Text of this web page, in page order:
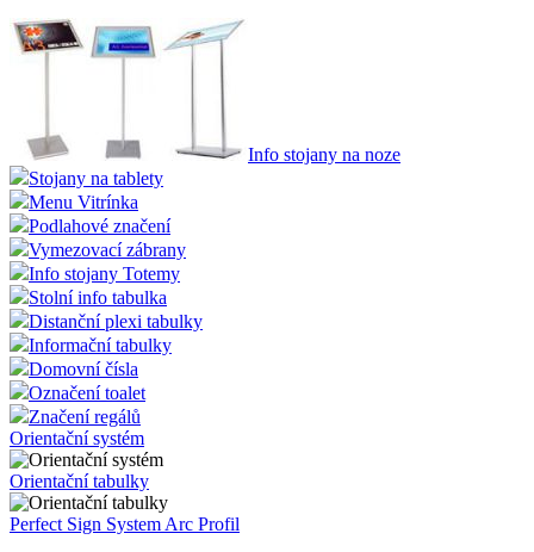
Info stojany na noze
Stojany na tablety
Menu Vitrínka
Podlahové značení
Vymezovací zábrany
Info stojany Totemy
Stolní info tabulka
Distanční plexi tabulky
Informační tabulky
Domovní čísla
Označení toalet
Značení regálů
Orientační systém
Orientační tabulky
Perfect Sign System Arc Profil